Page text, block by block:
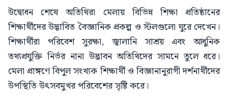
উদ্বোধন শেষে অতিথিরা মেলায় বিভিন্ন শিক্ষা প্রতিষ্ঠানের
শিক্ষার্থীদের উদ্ভাবিত বৈজ্ঞানিক প্রকল্প ও স্টলগুলো ঘুরে দেখেন।
শিক্ষার্থীরা পরিবেশ সুরক্ষা, জ্বালানি সাশ্রয় এবং আধুনিক
তথ্যপ্রযুক্তি নির্ভর নানা উদ্ভাবন অতিথিদের সামনে তুলে ধরে।
মেলা প্রাঙ্গণে বিপুল সংখ্যক শিক্ষার্থী ও বিজ্ঞানানুরাগী দর্শনার্থীদের
উপস্থিতি উৎসবমুখর পরিবেশের সৃষ্টি করে।